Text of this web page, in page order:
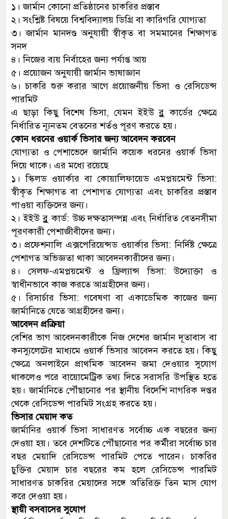
১। জার্মান কোনো প্রতিষ্ঠানের চাকরির প্রস্তাব
২। সংশ্লিষ্ট বিষয়ে বিশ্ববিদ্যালয় ডিগ্রি বা কারিগরি যোগ্যতা
৩। জার্মান মানদণ্ড অনুযায়ী স্বীকৃত বা সমমানের শিক্ষাগত
সনদ
৪। নিজের ব্যয় নির্বাহের জন্য পর্যাপ্ত আয়
৫। প্রয়োজন অনুযায়ী জার্মান ভাষাজ্ঞান
৬। চাকরি শুরু করার আগে প্রয়োজনীয় ভিসা ও রেসিডেন্স
পারমিট
এ ছাড়া কিছু বিশেষ ভিসা, যেমন ইইউ ব্লু কার্ডের ক্ষেত্রে
নির্ধারিত ন্যূনতম বেতনের শর্তও পূরণ করতে হয়।
কোন ধরনের ওয়ার্ক ভিসার জন্য আবেদন করবেন
যোগ্যতা ও পেশাভেদে জার্মানি কয়েক ধরনের ওয়ার্ক ভিসা
দিয়ে থাকে। এর মধ্যে রয়েছে
১। স্কিলড ওয়ার্কার বা কোয়ালিফায়েড এমপ্লয়মেন্ট ভিসা:
স্বীকৃত শিক্ষাগত বা পেশাগত যোগ্যতা এবং চাকরির প্রস্তাব
পাওয়া ব্যক্তিদের জন্য।
২। ইইউ ব্লু কার্ড: উচ্চ দক্ষতাসম্পন্ন এবং নির্ধারিত বেতনসীমা
পূরণকারী পেশাজীবীদের জন্য।
৩। প্রফেশনালি এক্সপেরিয়েন্সড ওয়ার্কার ভিসা: নির্দিষ্ট ক্ষেত্রে
পেশাগত অভিজ্ঞতা থাকা আবেদনকারীদের জন্য।
৪। সেলফ-এমপ্লয়মেন্ট ও ফ্রিল্যান্স ভিসা: উদ্যোক্তা ও
স্বাধীনভাবে কাজ করতে আগ্রহীদের জন্য।
৫। রিসার্চার ভিসা: গবেষণা বা একাডেমিক কাজের জন্য
জার্মানিতে যেতে আগ্রহীদের জন্য।
আবেদন প্রক্রিয়া
বেশির ভাগ আবেদনকারীকে নিজ দেশের জার্মান দূতাবাস বা
কনস্যুলেটের মাধ্যমে ওয়ার্ক ভিসার আবেদন করতে হয়। কিছু
ক্ষেত্রে অনলাইনে প্রাথমিক আবেদন জমা দেওয়ার সুযোগ
থাকলেও পরে বায়োমেট্রিক তথ্য দিতে সরাসরি উপস্থিত হতে
হয়। জার্মানিতে পৌঁছানোর পর স্থানীয় বিদেশি নাগরিক দপ্তর
থেকে রেসিডেন্স পারমিট সংগ্রহ করতে হয়।
ভিসার মেয়াদ কত
জার্মানির ওয়ার্ক ভিসা সাধারণত সর্বোচ্চ এক বছরের জন্য
দেওয়া হয়। তবে দেশটিতে পৌঁছানোর পর কর্মীরা সর্বোচ্চ চার
বছর মেয়াদি রেসিডেন্স পারমিট পেতে পারেন। চাকরির
চুক্তির মেয়াদ চার বছরের কম হলে রেসিডেন্স পারমিট
সাধারণত চাকরির মেয়াদের সঙ্গে অতিরিক্ত তিন মাস যোগ
করে দেওয়া হয়।
স্থায়ী বসবাসের সুযোগ